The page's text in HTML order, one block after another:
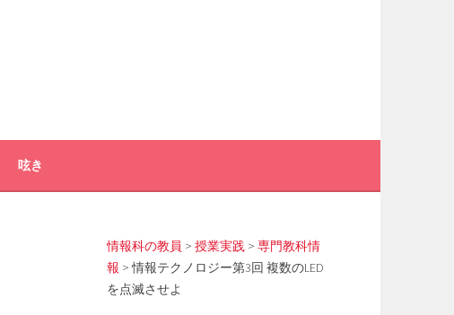
呟き
情報科の教員 > 授業実践 > 専門教科情
報 >情報テクノロジー第3回 複数のLED
を点滅させよ